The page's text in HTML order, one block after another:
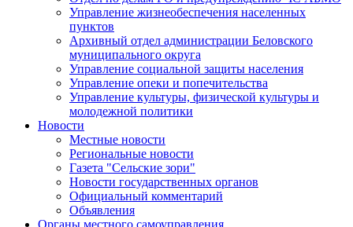
Управление жизнеобеспечения населенных
пунктов
Архивный отдел администрации Беловского
муниципального округа
Управление социальной защиты населения
Управление опеки и попечительства
Управление культуры, физической культуры и
молодежной политики
Новости
Местные новости
Региональные новости
Газета "Сельские зори"
Новости государственных органов
Официальный комментарий
Объявления
Органы местного самоуправления